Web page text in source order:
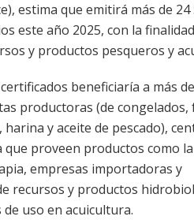
estima que emitirá más de 24
este año 2025, con la
y productos pesqueros y
beneficiaría a más
productoras (de congelados,
y aceite de pescado),
que proveen productos como
empresas importadoras y
recursos y productos
uso en acuicultura.